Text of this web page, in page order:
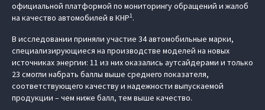
официальной платформой по мониторингу обращений и жалоб
на качество автомобилей в КНР1.
В исследовании приняли участие 34 автомобильные марки,
специализирующиеся на производстве моделей на новых
источниках энергии: 11 из них оказались аутсайдерами и только
23 смогли набрать баллы выше среднего показателя,
соответствующего качеству и надежности выпускаемой
продукции – чем ниже балл, тем выше качество.